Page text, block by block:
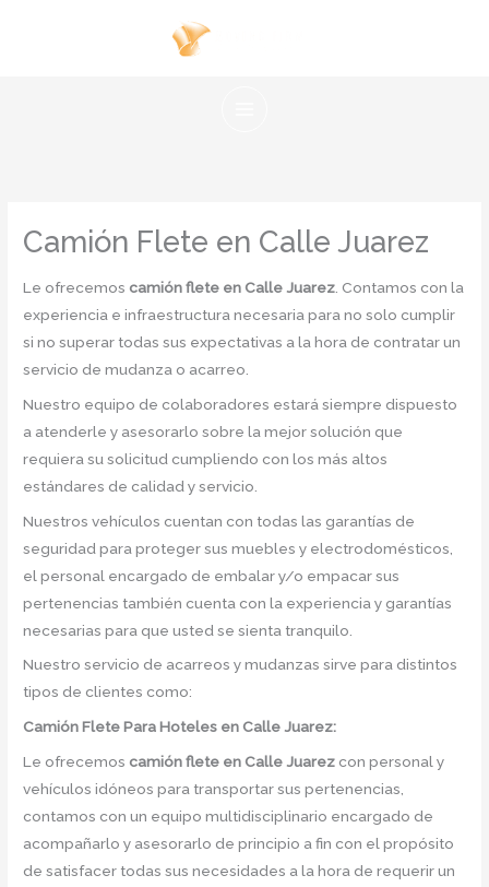
Camión Flete en Calle Juarez
Le ofrecemos camión flete en Calle Juarez . Contamos con la
experiencia e infraestructura necesaria para no solo cumplir
si no superar todas sus expectativas a la hora de contratar un
servicio de mudanza o acarreo.
Nuestro equipo de colaboradores estará siempre dispuesto
a atenderle y asesorarlo sobre la mejor solución que
requiera su solicitud cumpliendo con los más altos
estándares de calidad y servicio.
Nuestros vehículos cuentan con todas las garantías de
seguridad para proteger sus muebles y electrodomésticos,
el personal encargado de embalar y/o empacar sus
pertenencias también cuenta con la experiencia y garantías
necesarias para que usted se sienta tranquilo.
Nuestro servicio de acarreos y mudanzas sirve para distintos
tipos de clientes como:
CamiónFlete Para Hoteles en Calle Juarez:
Le ofrecemos camión flete en Calle Juarez con personal y
vehículos idóneos para transportar sus pertenencias,
contamos con un equipo multidisciplinario encargado de
acompañarlo y asesorarlo de principio a fin con el propósito
de satisfacer todas sus necesidades a la hora de requerir un